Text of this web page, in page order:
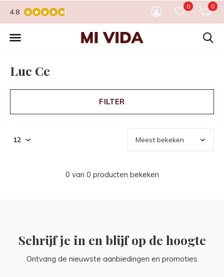
0 0
4.8
Luc Ce
FILTER
0 van 0 producten bekeken
Schrijf je in en blijf op de hoogte
Ontvang de nieuwste aanbiedingen en promoties